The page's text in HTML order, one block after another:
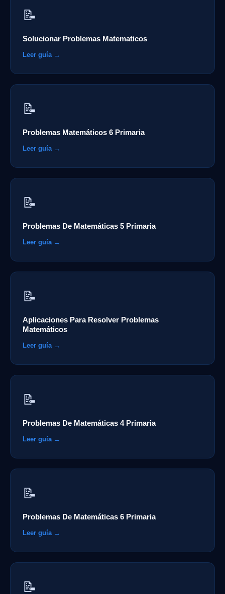
📝
Solucionar Problemas Matematicos
Leer guía →
📝
Problemas Matemáticos 6 Primaria
Leer guía →
📝
Problemas De Matemáticas 5 Primaria
Leer guía →
📝
Aplicaciones Para Resolver Problemas
Matemáticos
Leer guía →
📝
Problemas De Matemáticas 4 Primaria
Leer guía →
📝
Problemas De Matemáticas 6 Primaria
Leer guía →
📝